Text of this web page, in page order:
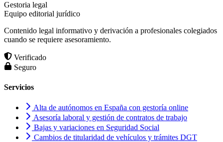
Gestoria legal
Equipo editorial jurídico
Contenido legal informativo y derivación a profesionales colegiados
cuando se requiere asesoramiento.
Verificado
Seguro
Servicios
Alta de autónomos en España con gestoría online
Asesoría laboral y gestión de contratos de trabajo
Bajas y variaciones en Seguridad Social
Cambios de titularidad de vehículos y trámites DGT